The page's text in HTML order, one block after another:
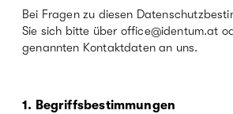
Bei Fragen zu diesen
Sie sich bitte über office@identum.at
genannten Kontaktdaten an uns.
1. Begriffsbestimmungen